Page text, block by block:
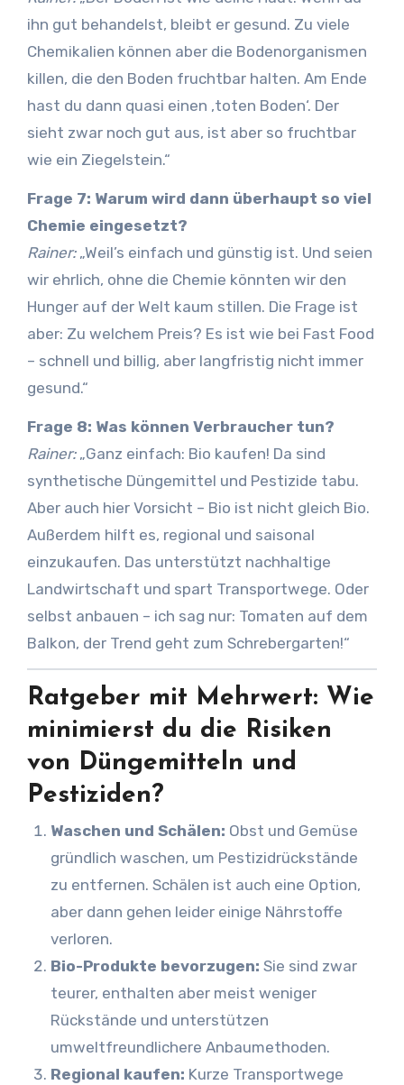
ihn gut behandelst, bleibt er gesund. Zu viele
Chemikalien können aber die Bodenorganismen
killen, die den Boden fruchtbar halten. Am Ende
hast du dann quasi einen ‚toten Boden‘. Der
sieht zwar noch gut aus, ist aber so fruchtbar
wie ein Ziegelstein.“
Frage 7: Warum wird dann überhaupt so viel
Chemie eingesetzt?
Rainer:„Weil’s einfach und günstig ist. Und seien
wir ehrlich, ohne die Chemie könnten wir den
Hunger auf der Welt kaum stillen. Die Frage ist
aber: Zu welchem Preis? Es ist wie bei Fast Food
– schnell und billig, aber langfristig nicht immer
gesund.“
Frage 8: Was können Verbraucher tun?
Rainer:„Ganz einfach: Bio kaufen! Da sind
synthetische Düngemittel und Pestizide tabu.
Aber auch hier Vorsicht – Bio ist nicht gleich Bio.
Außerdem hilft es, regional und saisonal
einzukaufen. Das unterstützt nachhaltige
Landwirtschaft und spart Transportwege. Oder
selbst anbauen – ich sag nur: Tomaten auf dem
Balkon, der Trend geht zum Schrebergarten!“
Ratgeber mit Mehrwert: Wie
minimierst du die Risiken
von Düngemitteln und
Pestiziden?
Waschen und Schälen: Obst und Gemüse
gründlich waschen, um Pestizidrückstände
zu entfernen. Schälen ist auch eine Option,
aber dann gehen leider einige Nährstoffe
verloren.
Bio-Produkte bevorzugen: Sie sind zwar
teurer, enthalten aber meist weniger
Rückstände und unterstützen
umweltfreundlichere Anbaumethoden.
Regional kaufen: Kurze Transportwege